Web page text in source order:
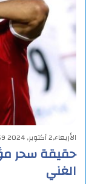
الأربعاء,2 أكتوبر, 2024 8:59 م
حقيقة سحر
الغني